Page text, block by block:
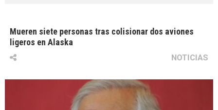
Mueren siete personas tras colisionar dos aviones
ligeros en Alaska
NOTICIAS